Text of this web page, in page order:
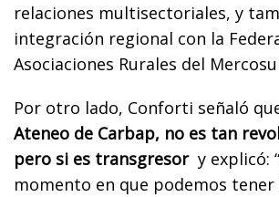
relaciones multisectoriales, y
integración regional con la
Asociaciones Rurales del
Por otro lado, Conforti señaló
Ateneo de Carbap, no es tan
pero si es transgresor y explicó:
momento en que podemos